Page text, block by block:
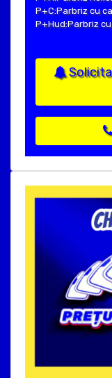
P+C:Parbriz cu
P+Hud:Parbriz
Solicita